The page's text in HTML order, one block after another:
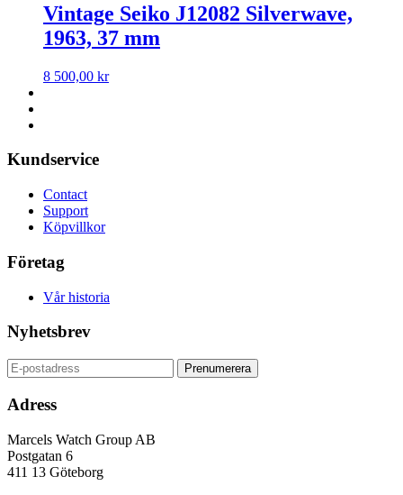
Vintage Seiko J12082 Silverwave,
1963, 37 mm
8 500,00 kr
Kundservice
Contact
Support
Köpvillkor
Företag
Vår historia
Nyhetsbrev
Adress
Marcels Watch Group AB
Postgatan 6
411 13 Göteborg